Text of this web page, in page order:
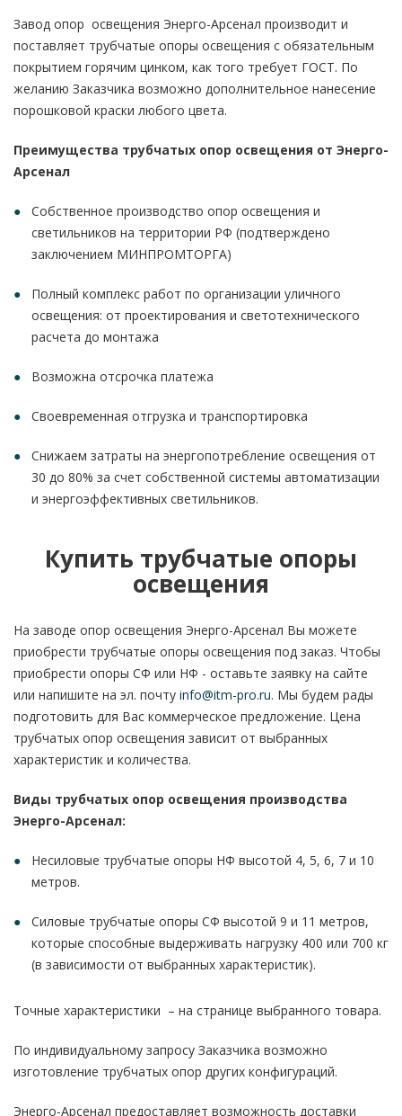
Завод опор освещения Энерго-Арсенал производит и
поставляет трубчатые опоры освещения с обязательным
покрытием горячим цинком, как того требует ГОСТ. По
желанию Заказчика возможно дополнительное нанесение
порошковой краски любого цвета.
Преимущества трубчатых опор освещения от Энерго-
Арсенал
Собственное производство опор освещения и
светильников на территории РФ (подтверждено
заключением МИНПРОМТОРГА)
Полный комплекс работ по организации уличного
освещения: от проектирования и светотехнического
расчета до монтажа
Возможна отсрочка платежа
Своевременная отгрузка и транспортировка
Снижаем затраты на энергопотребление освещения от
30 до 80% за счет собственной системы автоматизации
и энергоэффективных светильников.
Купить трубчатые опоры
освещения
На заводе опор освещения Энерго-Арсенал Вы можете
приобрести трубчатые опоры освещения под заказ. Чтобы
приобрести опоры СФ или НФ - оставьте заявку на сайте
или напишите на эл. почту info@itm-pro.ru. Мы будем рады
подготовить для Вас коммерческое предложение. Цена
трубчатых опор освещения зависит от выбранных
характеристик и количества.
Виды трубчатых опор освещения производства
Энерго-Арсенал:
Несиловые трубчатые опоры НФ высотой 4, 5, 6, 7 и 10
метров.
Силовые трубчатые опоры СФ высотой 9 и 11 метров,
которые способные выдерживать нагрузку 400 или 700 кг
(в зависимости от выбранных характеристик).
Точные характеристики – на странице выбранного товара.
По индивидуальному запросу Заказчика возможно
изготовление трубчатых опор других конфигураций.
Энерго-Арсенал предоставляет возможность доставки